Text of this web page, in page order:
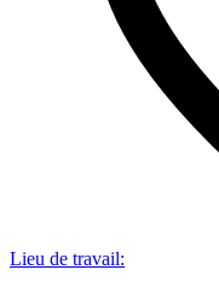
Lieu de travail: